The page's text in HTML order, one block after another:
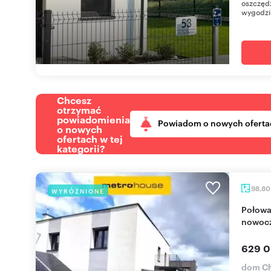
Chcesz
otrzymać
powiadomienia
o nowych
ofertach w tej
kategorii?
Powiadom o nowych
WYRÓŻNIONE 98,80
Połowa domu z niezależnym wejściem,
629
dom